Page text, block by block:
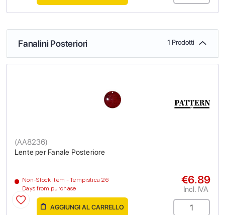
Fanalini Posteriori 1 Prodotti
Lente per Fanale Posteriore
(AA8236)
Non-Stock Item - Tempistica 26
Days from purchase
€6.89
Incl. IVA
AGGIUNGI AL CARRELLO